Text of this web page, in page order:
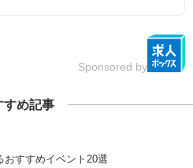
Sponsored by
すめ記事
すすめイベント20選